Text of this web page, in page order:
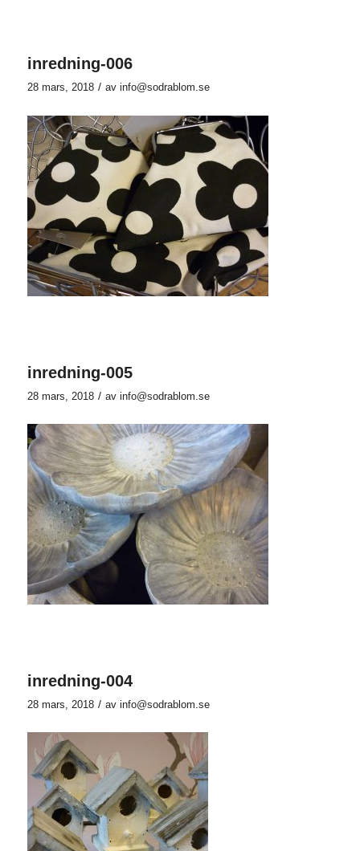
inredning-006
28 mars, 2018 / av info@sodrablom.se
inredning-005
28 mars, 2018 / av info@sodrablom.se
inredning-004
28 mars, 2018 / av info@sodrablom.se